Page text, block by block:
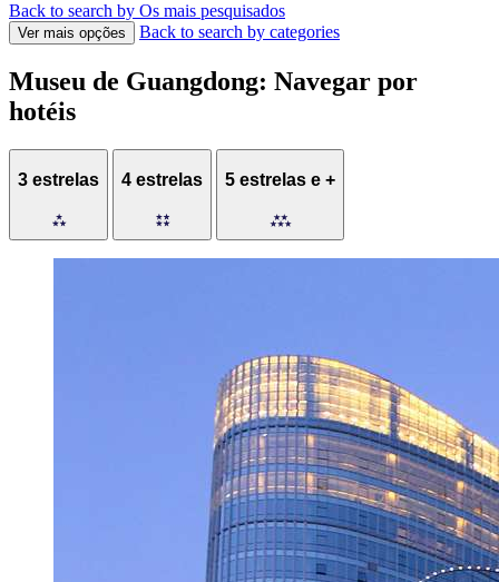
Back to search by Os mais pesquisados
Ver mais opções Back to search by categories
Museu de Guangdong: Navegar por
hotéis
3 estrelas 4 estrelas 5 estrelas e +